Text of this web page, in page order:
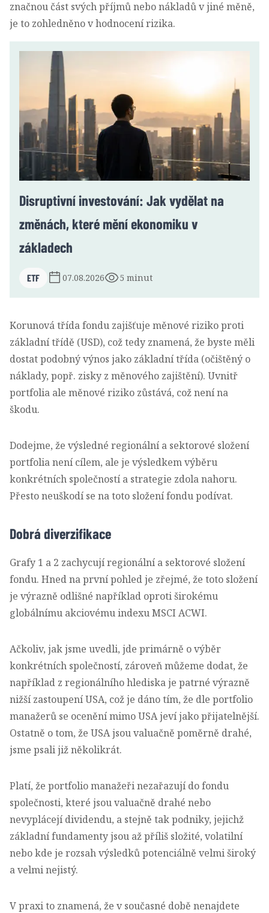
značnou část svých příjmů nebo nákladů v jiné měně,
je to zohledněno v hodnocení rizika.
Disruptivní investování: Jak vydělat na
změnách, které mění ekonomiku v
základech
ETF 07.08.2026 5 minut
Korunová třída fondu zajišťuje měnové riziko proti
základní třídě (USD), což tedy znamená, že byste měli
dostat podobný výnos jako základní třída (očištěný o
náklady, popř. zisky z měnového zajištění). Uvnitř
portfolia ale měnové riziko zůstává, což není na
škodu.
Dodejme, že výsledné regionální a sektorové složení
portfolia není cílem, ale je výsledkem výběru
konkrétních společností a strategie zdola nahoru.
Přesto neuškodí se na toto složení fondu podívat.
Dobrá diverzifikace
Grafy 1 a 2 zachycují regionální a sektorové složení
fondu. Hned na první pohled je zřejmé, že toto složení
je výrazně odlišné například oproti širokému
globálnímu akciovému indexu MSCI ACWI.
Ačkoliv, jak jsme uvedli, jde primárně o výběr
konkrétních společností, zároveň můžeme dodat, že
například z regionálního hlediska je patrné výrazně
nižší zastoupení USA, což je dáno tím, že dle portfolio
manažerů se ocenění mimo USA jeví jako přijatelnější.
Ostatně o tom, že USA jsou valuačně poměrně drahé,
jsme psali již několikrát.
Platí, že portfolio manažeři nezařazují do fondu
společnosti, které jsou valuačně drahé nebo
nevyplácejí dividendu, a stejně tak podniky, jejichž
základní fundamenty jsou až příliš složité, volatilní
nebo kde je rozsah výsledků potenciálně velmi široký
a velmi nejistý.
V praxi to znamená, že v současné době nenajdete